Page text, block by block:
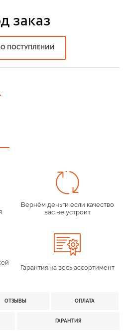
заказ
О ПОСТУПЛЕНИИ
Вернём деньги если качество
вас не устроит
Гарантия на весь ассортимент
ОТЗЫВЫ ОПЛАТА
ГАРАНТИЯ